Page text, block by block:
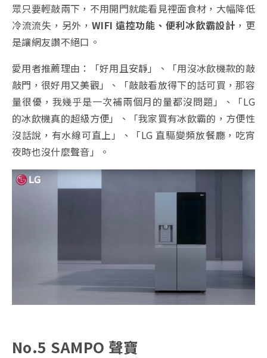
眾只要輕敲兩下，不用開門就能看見裡面食材，大幅降低
冷流流失，另外， WIFI 遠控功能、便利冰飲霸設計 ，更
是讓網友讚不絕口。
愛用者推薦理由：「好用且安靜」、「用沒冰飲機款的敲
敲門，很好用又美觀」、「敲敲看放得下的話可買，那容
量很優，我幾乎是一次補兩個月的量都沒問題」、「LG
的冰飲機真的超級方便」、「我家買有冰飲霸的，方便性
沒話說，有水線可直上」、「LG 直驅變頻放餐廳，吃宵
夜時也沒什麼聲音」。
No.5 SAMPO 聲寶